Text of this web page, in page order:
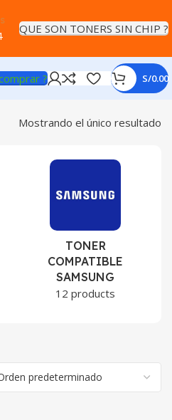
QUE SON TONERS SIN CHIP ?
? S/0.00
Mostrando el único resultado
TONER
COMPATIBLE
SAMSUNG
12 products